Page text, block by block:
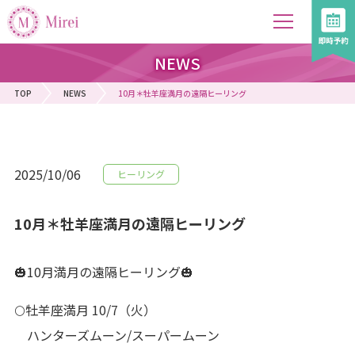
NEWS
TOP NEWS 10月＊牡羊座満月の遠隔ヒーリング
2025/10/06 ヒーリング
10月＊牡羊座満月の遠隔ヒーリング
🎃10月満月の遠隔ヒーリング🎃
🌕牡羊座満月 10/7（火）
ハンターズムーン/スーパームーン